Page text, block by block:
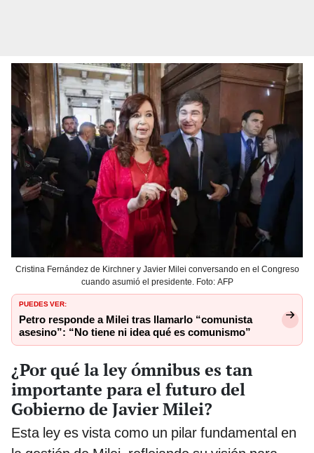
Cristina Fernández de Kirchner y Javier Milei conversando en el Congreso
cuando asumió el presidente. Foto: AFP
PUEDES VER:
Petro responde a Milei tras llamarlo “comunista
asesino”: “No tiene ni idea qué es comunismo”
¿Por qué la ley ómnibus es tan
importante para el futuro del
Gobierno de Javier Milei?
Esta ley es vista como un pilar fundamental en